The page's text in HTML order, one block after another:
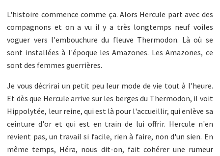
L'histoire commence comme ça. Alors Hercule part avec des
compagnons et on a vu il y a très longtemps neuf voiles
voguer vers l'embouchure du fleuve Thermodon. Là où se
sont installées à l'époque les Amazones. Les Amazones, ce
sont des femmes guerrières.
Je vous décrirai un petit peu leur mode de vie tout à l'heure.
Et dès que Hercule arrive sur les berges du Thermodon, il voit
Hippolytée, leur reine, qui est là pour l'accueillir, qui enlève sa
ceinture d'or et qui est en train de lui offrir. Hercule n'en
revient pas, un travail si facile, rien à faire, non d'un sien. En
même temps, Héra, nous dit-on, fait cohérer une rumeur